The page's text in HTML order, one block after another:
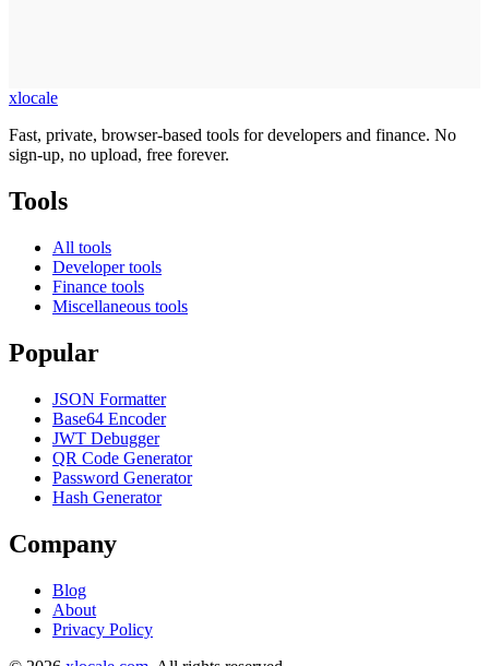
xlocale
Fast, private, browser-based tools for developers and finance. No
sign-up, no upload, free forever.
Tools
All tools
Developer tools
Finance tools
Miscellaneous tools
Popular
JSON Formatter
Base64 Encoder
JWT Debugger
QR Code Generator
Password Generator
Hash Generator
Company
Blog
About
Privacy Policy